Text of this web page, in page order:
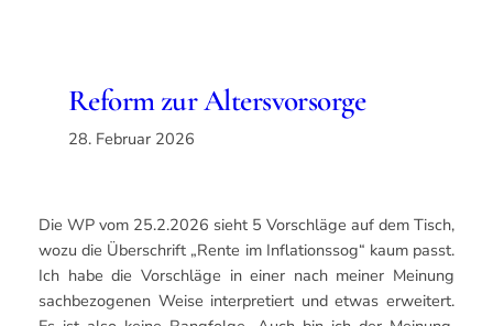
Reform zur Altersvorsorge
28. Februar 2026
Die WP vom 25.2.2026 sieht 5 Vorschläge auf dem Tisch,
wozu die Überschrift „Rente im Inflationssog“ kaum passt.
Ich habe die Vorschläge in einer nach meiner Meinung
sachbezogenen Weise interpretiert und etwas erweitert.